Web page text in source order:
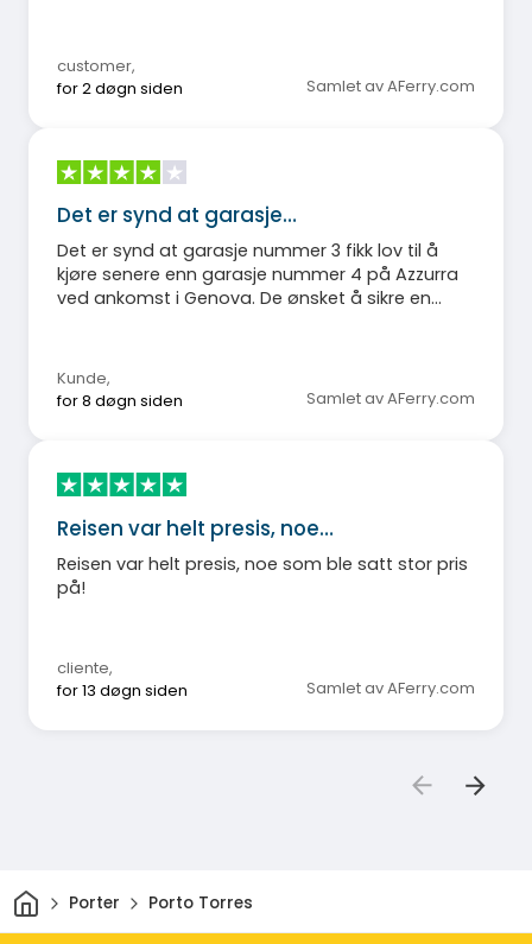
customer,
for 2 døgn siden
Samlet av AFerry.com
Det er synd at garasje…
Det er synd at garasje nummer 3 fikk lov til å
kjøre senere enn garasje nummer 4 på Azzurra
ved ankomst i Genova. De ønsket å sikre en
samtidig, noe som førte til kaos og tvang de
som fulgte instruksjonene til å vente lenger.
Dette var spesielt frustrerende for ferierende
Kunde,
for 8 døgn siden
Samlet av AFerry.com
Reisen var helt presis, noe…
Reisen var helt presis, noe som ble satt stor pris
på!
cliente,
for 13 døgn siden
Samlet av AFerry.com
HjemPorter Porto Torres